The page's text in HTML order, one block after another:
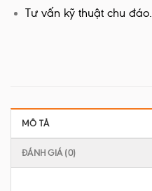
Tư vấn kỹ thuật chu đáo.
MÔ TẢ
ĐÁNH GIÁ (0)